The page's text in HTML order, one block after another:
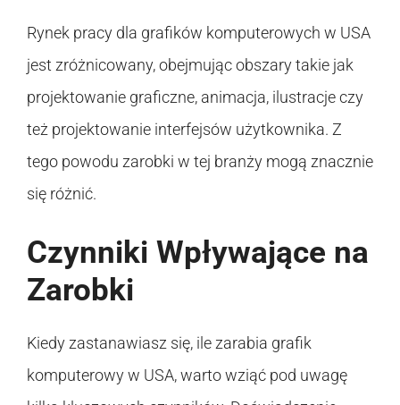
Rynek pracy dla grafików komputerowych w USA
jest zróżnicowany, obejmując obszary takie jak
projektowanie graficzne, animacja, ilustracje czy
też projektowanie interfejsów użytkownika. Z
tego powodu zarobki w tej branży mogą znacznie
się różnić.
Czynniki Wpływające na
Zarobki
Kiedy zastanawiasz się, ile zarabia grafik
komputerowy w USA, warto wziąć pod uwagę